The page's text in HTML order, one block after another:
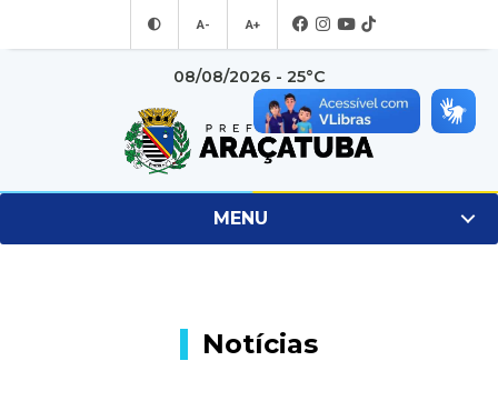
A- A+
08/08/2026 - 25°C
MENU
Notícias